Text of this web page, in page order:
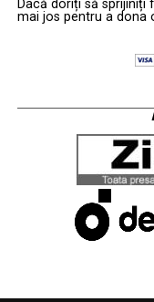
Dacă doriți să sprijiniți
mai jos pentru a dona